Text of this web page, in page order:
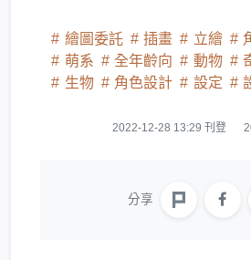
繪圖委託 插畫 立繪
萌系
全年齡向 動物
生物
角色設計 設定
2022-12-28 13:29 刊登
分享